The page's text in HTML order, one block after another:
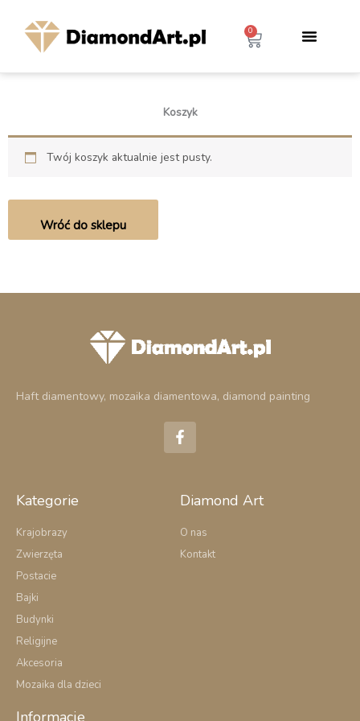
0
Wózek
Koszyk
Twój koszyk aktualnie jest pusty.
Wróć do sklepu
Haft diamentowy, mozaika diamentowa, diamond painting
F
a
c
o
k
f
Kategorie
Krajobrazy
Zwierzęta
Postacie
Bajki
Budynki
Religijne
Akcesoria
Mozaika dla dzieci
Diamond Art
O nas
Kontakt
Informacje